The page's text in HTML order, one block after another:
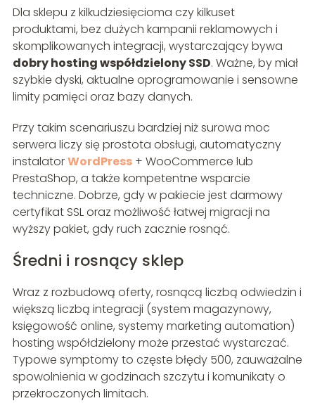
Dla sklepu z kilkudziesięcioma czy kilkuset
produktami, bez dużych kampanii reklamowych i
skomplikowanych integracji, wystarczający bywa
dobry hosting współdzielony SSD. Ważne, by miał
szybkie dyski, aktualne oprogramowanie i sensowne
limity pamięci oraz bazy danych.
Przy takim scenariuszu bardziej niż surowa moc
serwera liczy się prostota obsługi, automatyczny
instalatorWordPress+ WooCommerce lub
PrestaShop, a także kompetentne wsparcie
techniczne. Dobrze, gdy w pakiecie jest darmowy
certyfikat SSL oraz możliwość łatwej migracji na
wyższy pakiet, gdy ruch zacznie rosnąć.
Średni i rosnący sklep
Wraz z rozbudową oferty, rosnącą liczbą odwiedzin i
większą liczbą integracji (system magazynowy,
księgowość online, systemy marketing automation)
hosting współdzielony może przestać wystarczać.
Typowe symptomy to częste błędy 500, zauważalne
spowolnienia w godzinach szczytu i komunikaty o
przekroczonych limitach.